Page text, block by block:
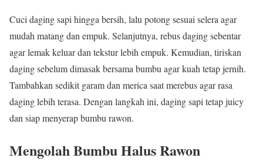
Cuci daging sapi hingga bersih, lalu potong sesuai selera agar
mudah matang dan empuk. Selanjutnya, rebus daging sebentar
agar lemak keluar dan tekstur lebih empuk. Kemudian, tiriskan
daging sebelum dimasak bersama bumbu agar kuah tetap jernih.
Tambahkan sedikit garam dan merica saat merebus agar rasa
daging lebih terasa. Dengan langkah ini, daging sapi tetap juicy
dan siap menyerap bumbu rawon.
Mengolah Bumbu Halus Rawon